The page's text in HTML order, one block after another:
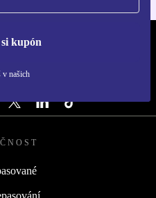
kupón
v našich
- RETHINK NEW.
NÁS